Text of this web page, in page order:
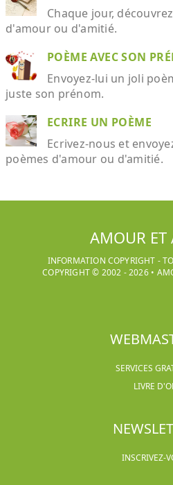
Chaque jour,
d'amour ou d'amitié.
POÈME AVEC SON
Envoyez-lui un joli
juste son prénom.
ECRIRE UN POÈME
Ecrivez-nous et
poèmes d'amour ou d'amitié.
AMOUR ET
INFORMATION COPYRIGHT -
COPYRIGHT © 2002 -2026•
SERVICES
LIVRE
INSCRIVEZ-